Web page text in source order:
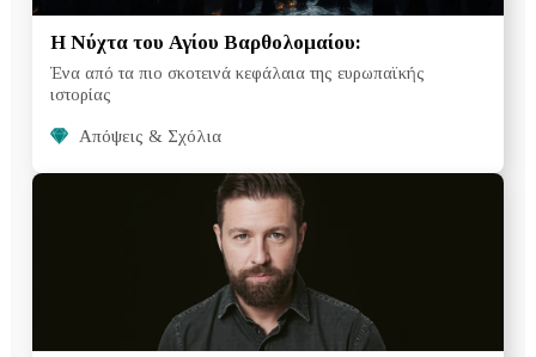
Η Νύχτα του Αγίου Βαρθολομαίου:
Ένα από τα πιο σκοτεινά κεφάλαια της ευρωπαϊκής
ιστορίας
Απόψεις & Σχόλια